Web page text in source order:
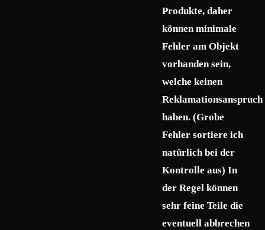
Produkte, daher
können minimale
Fehler am Objekt
vorhanden sein,
welche keinen
Reklamationsanspruch
haben. (Grobe
Fehler sortiere ich
natürlich bei der
Kontrolle aus) In
der Regel können
sehr feine Teile die
eventuell abbrechen